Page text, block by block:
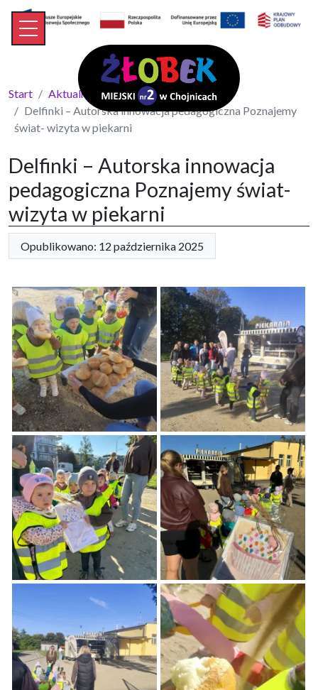
Start
Aktualności
Delfinki – Autorska innowacja pedagogiczna Poznajemy
świat- wizyta w piekarni
Delfinki – Autorska innowacja
pedagogiczna Poznajemy świat-
wizyta w piekarni
Opublikowano: 12 października 2025